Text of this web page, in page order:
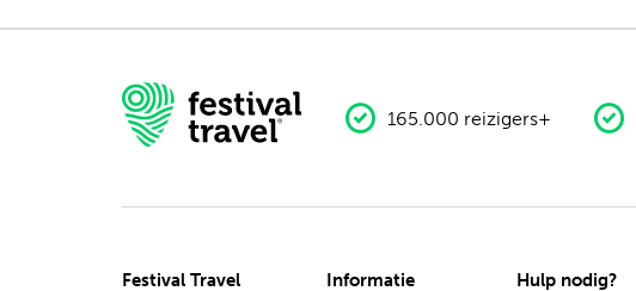
Contact
Mijn account
Nederlands 165.000 reizigers+
Festival Travel Informatie Hulp nodig?